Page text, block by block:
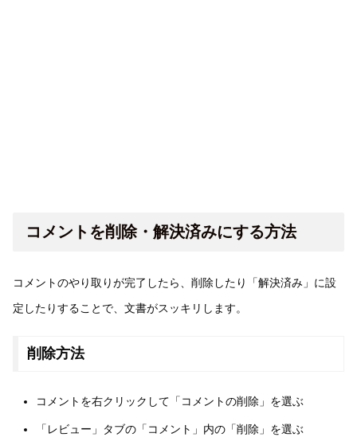
コメントを削除・解決済みにする方法
コメントのやり取りが完了したら、削除したり「解決済み」に設
定したりすることで、文書がスッキリします。
削除方法
コメントを右クリックして「コメントの削除」を選ぶ
「レビュー」タブの「コメント」内の「削除」を選ぶ